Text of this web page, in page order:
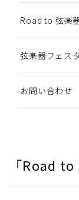
Road to 弦楽
弦楽器フェス
お問い合わせ
「Road